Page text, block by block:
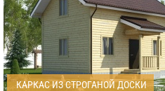
КАРКАС ИЗ СТРОГАНОЙ ДОСКИ